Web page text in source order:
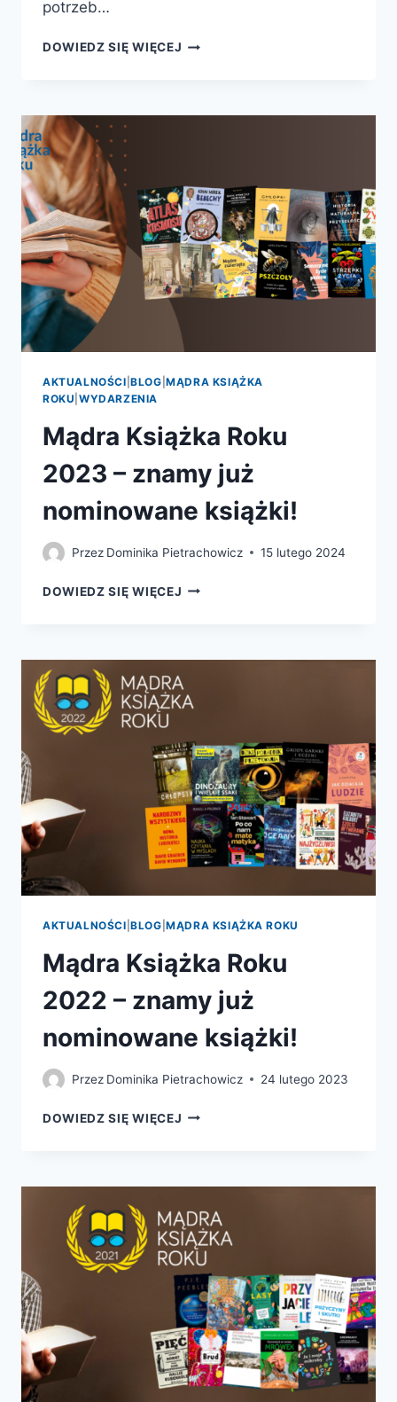
potrzeb…
DOWIEDZ SIĘ WIĘCEJ RAPORT:
DIAGNOZA
WYDARZEŃ
KULTURALNYCH
ZE
SZCZEGÓLNYM
UWZGLĘDNIENIEM
PROMOCJI
CZYTELNICTWA
AKTUALNOŚCI |BLOG |MĄDRA KSIĄŻKA
ROKU WYDARZENIA
Mądra Książka Roku
2023 – znamy już
nominowane książki!
Przez Dominika Pietrachowicz 15 lutego 2024
DOWIEDZ SIĘ WIĘCEJ MĄDRA
–
ZNAMY
JUŻ
AKTUALNOŚCI |BLOG |MĄDRA KSIĄŻKA ROKU
Mądra Książka Roku
2022 – znamy już
nominowane książki!
Przez Dominika Pietrachowicz 24 lutego 2023
DOWIEDZ SIĘ WIĘCEJ MĄDRA
–
JUŻ
NOMINOWANE
KSIĄŻKI!